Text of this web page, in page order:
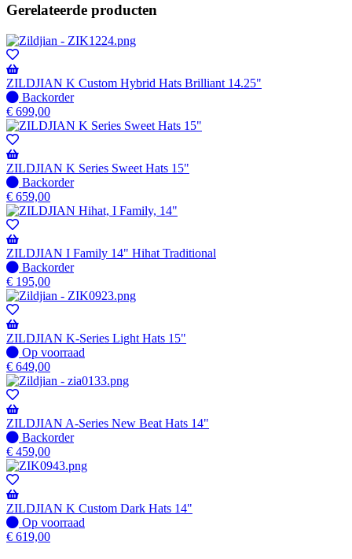
Gerelateerde producten
ZILDJIAN K Custom Hybrid Hats Brilliant 14.25"
Niet
op
voorraad
-
Wordt
verzonden
wanneer
beschikbaar
Backorder
€ 699,00
ZILDJIAN K Series Sweet Hats 15"
Niet
op
voorraad
-
Wordt
verzonden
wanneer
beschikbaar
Backorder
€ 659,00
ZILDJIAN I Family 14" Hihat Traditional
Niet
op
voorraad
-
Wordt
verzonden
wanneer
beschikbaar
Backorder
€ 195,00
ZILDJIAN K-Series Light Hats 15"
Op
voorraad
Op voorraad
€ 649,00
ZILDJIAN A-Series New Beat Hats 14"
Niet
op
voorraad
-
Wordt
verzonden
wanneer
beschikbaar
Backorder
€ 459,00
ZILDJIAN K Custom Dark Hats 14"
Op
voorraad
Op voorraad
€ 619,00